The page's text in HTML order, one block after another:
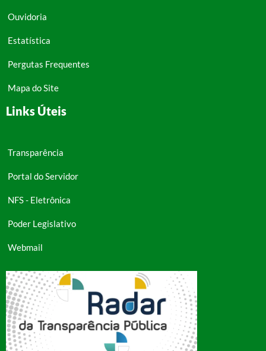
Ouvidoria
Estatística
Pergutas Frequentes
Mapa do Site
Links Úteis
Transparência
Portal do Servidor
NFS - Eletrônica
Poder Legislativo
Webmail